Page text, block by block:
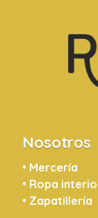
Nosotros
• Mercería
• Ropa
• Zapatillería